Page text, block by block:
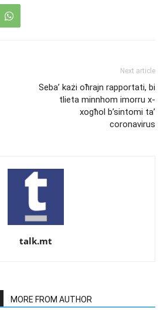
Next article
Seba’ każi oħrajn rapportati, bi
tlieta minnhom imorru x-
xogħol b’sintomi ta’
coronavirus
talk.mt
MORE FROM AUTHOR